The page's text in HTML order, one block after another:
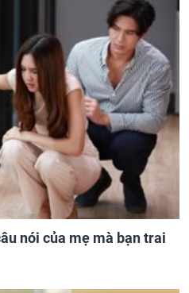
nói của mẹ mà bạn trai